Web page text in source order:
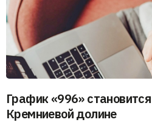
График «996»
Кремниевой долине